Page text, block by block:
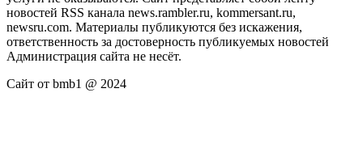
новостей RSS канала news.rambler.ru, kommersant.ru,
newsru.com. Материалы публикуются без искажения,
ответственность за достоверность публикуемых новостей
Администрация сайта не несёт.
Сайт от bmb1 @ 2024